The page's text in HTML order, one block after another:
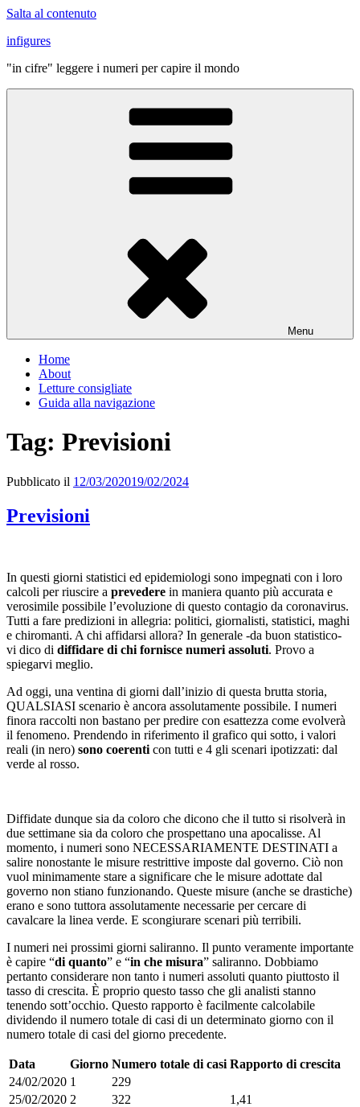
Salta al contenuto
infigures
"in cifre" leggere i numeri per capire il mondo
Menu
Home
About
Letture consigliate
Guida alla navigazione
Tag: Previsioni
Pubblicato il 12/03/202019/02/2024
Previsioni
In questi giorni statistici ed epidemiologi sono impegnati con i loro
calcoli per riuscire a prevedere in maniera quanto più accurata e
verosimile possibile l’evoluzione di questo contagio da coronavirus.
Tutti a fare predizioni in allegria: politici, giornalisti, statistici, maghi
e chiromanti. A chi affidarsi allora? In generale -da buon statistico-
vi dico di diffidare di chi fornisce numeri assoluti. Provo a
spiegarvi meglio.
Ad oggi, una ventina di giorni dall’inizio di questa brutta storia,
QUALSIASI scenario è ancora assolutamente possibile. I numeri
finora raccolti non bastano per predire con esattezza come evolverà
il fenomeno. Prendendo in riferimento il grafico qui sotto, i valori
reali (in nero) sono coerenti con tutti e 4 gli scenari ipotizzati: dal
verde al rosso.
Diffidate dunque sia da coloro che dicono che il tutto si risolverà in
due settimane sia da coloro che prospettano una apocalisse. Al
momento, i numeri sono NECESSARIAMENTE DESTINATI a
salire nonostante le misure restrittive imposte dal governo. Ciò non
vuol minimamente stare a significare che le misure adottate dal
governo non stiano funzionando. Queste misure (anche se drastiche)
erano e sono tuttora assolutamente necessarie per cercare di
cavalcare la linea verde. E scongiurare scenari più terribili.
I numeri nei prossimi giorni saliranno. Il punto veramente importante
è capire “di quanto” e “in che misura” saliranno. Dobbiamo
pertanto considerare non tanto i numeri assoluti quanto piuttosto il
tasso di crescita. È proprio questo tasso che gli analisti stanno
tenendo sott’occhio. Questo rapporto è facilmente calcolabile
dividendo il numero totale di casi di un determinato giorno con il
numero totale di casi del giorno precedente.
Data Giorno Numero totale di casi Rapporto di crescita
24/02/2020 1
229
25/02/2020 2 322
1,41